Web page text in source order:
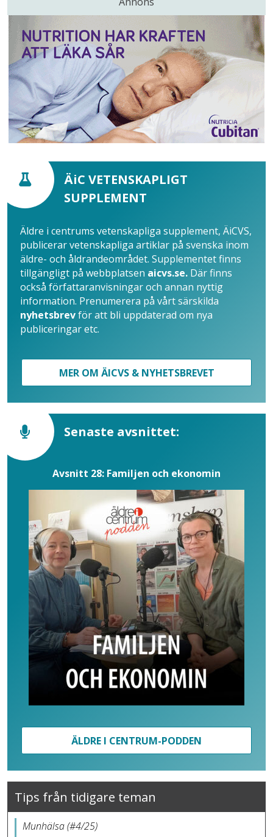
ÄiC VETENSKAPLIGT
SUPPLEMENT
Äldre i centrums vetenskapliga supplement, ÄiCVS,
publicerar vetenskapliga artiklar på svenska inom
äldre- och åldrandeområdet. Supplementet finns
tillgängligt på webbplatsen aicvs.se. Där finns
också författaranvisningar och annan nyttig
information. Prenumerera på vårt särskilda
nyhetsbrevför att bli uppdaterad om nya
publiceringar etc.
MER OM ÄICVS & NYHETSBREVET
Senaste avsnittet:
Avsnitt 28: Familjen och ekonomin
ÄLDRE I CENTRUM-PODDEN
Tips från tidigare teman
Munhälsa (#4/25)